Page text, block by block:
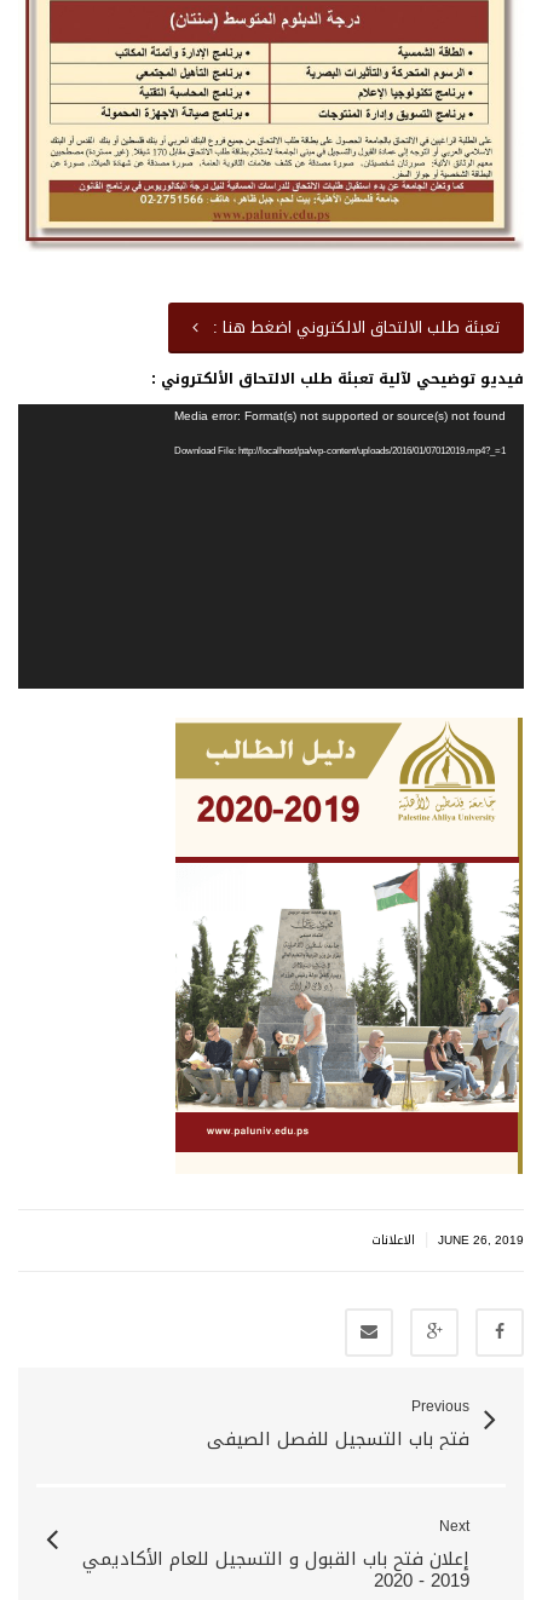
تعبئة طلب الالتحاق الالكتروني اضغط هنا :
فيديو توضيحي لآلية تعبئة طلب الالتحاق الألكتروني :
Video
Player
Media error: Format(s) not supported or source(s) not found
Download File: http://localhost/pa/wp-content/uploads/2016/01/07012019.mp4?_=1
JUNE 26, 2019 الاعلانات
Previous
فتح باب التسجيل للفصل الصيفي
Next
إعلان فتح باب القبول و التسجيل للعام الأكاديمي
2019 - 2020